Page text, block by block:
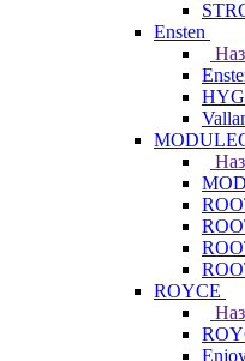
Ensten
ROYCE